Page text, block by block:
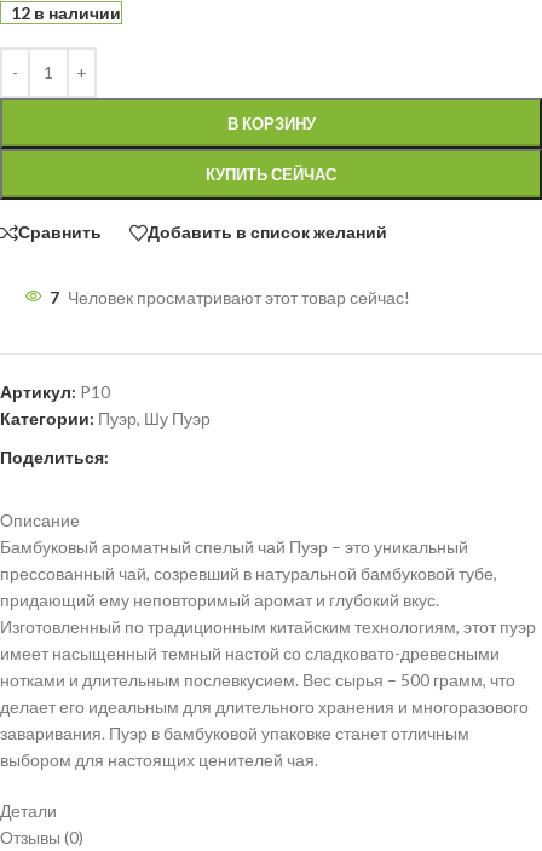
12 в наличии
В КОРЗИНУ
КУПИТЬ СЕЙЧАС
Сравнить Добавить в список желаний
7 Человек просматривают этот товар сейчас!
Артикул: P10
Категории: Пуэр, Шу Пуэр
Поделиться:
Описание
Бамбуковый ароматный спелый чай Пуэр – это уникальный
прессованный чай, созревший в натуральной бамбуковой тубе,
придающий ему неповторимый аромат и глубокий вкус.
Изготовленный по традиционным китайским технологиям, этот пуэр
имеет насыщенный темный настой со сладковато-древесными
нотками и длительным послевкусием. Вес сырья – 500 грамм, что
делает его идеальным для длительного хранения и многоразового
заваривания. Пуэр в бамбуковой упаковке станет отличным
выбором для настоящих ценителей чая.
Детали
Отзывы (0)